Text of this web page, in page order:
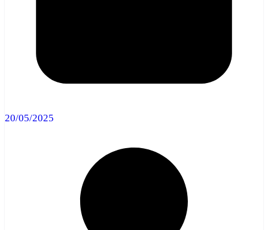
20/05/2025